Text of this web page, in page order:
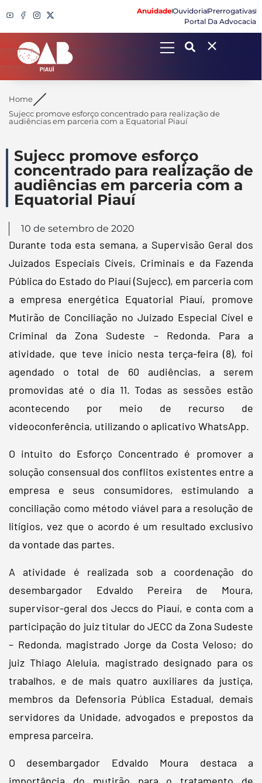
AnuidadeOuvidoriaPrerrogativas
Portal Da Advocacia
Search
Home
Sujecc promove esforço concentrado para realização de
audiências em parceria com a Equatorial Piauí
Sujecc promove esforço
concentrado para realização de
audiências em parceria com a
Equatorial Piauí
10 de setembro de 2020
Durante toda esta semana, a Supervisão Geral dos
Juizados Especiais Cíveis, Criminais e da Fazenda
Pública do Estado do Piauí (Sujecc), em parceria com
a empresa energética Equatorial Piauí, promove
Mutirão de Conciliação no Juizado Especial Cível e
Criminal da Zona Sudeste – Redonda. Para a
atividade, que teve início nesta terça-feira (8), foi
agendado o total de 60 audiências, a serem
promovidas até o dia 11. Todas as sessões estão
acontecendo por meio de recurso de
videoconferência, utilizando o aplicativo WhatsApp.
O intuito do Esforço Concentrado é promover a
solução consensual dos conflitos existentes entre a
empresa e seus consumidores, estimulando a
conciliação como método viável para a resolução de
litígios, vez que o acordo é um resultado exclusivo
da vontade das partes.
A atividade é realizada sob a coordenação do
desembargador Edvaldo Pereira de Moura,
supervisor-geral dos Jeccs do Piauí, e conta com a
participação do juiz titular do JECC da Zona Sudeste
– Redonda, magistrado Jorge da Costa Veloso; do
juiz Thiago Aleluia, magistrado designado para os
trabalhos, e de mais quatro auxiliares da justiça,
membros da Defensoria Pública Estadual, demais
servidores da Unidade, advogados e prepostos da
empresa parceira.
O desembargador Edvaldo Moura destaca a